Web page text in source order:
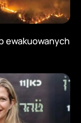
ewakuowanych